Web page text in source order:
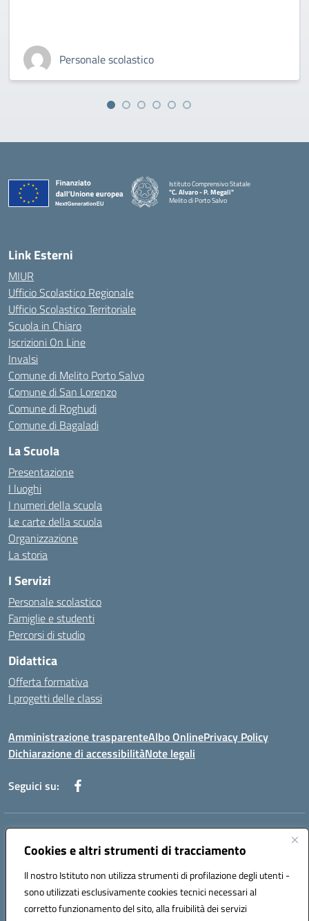
Cookies e altri strumenti di tracciamento
Il nostro Istituto non utilizza strumenti di profilazione degli utenti -
sono utilizzati esclusivamente cookies tecnici necessari al
corretto funzionamento del sito, alla fruibilità dei servizi
Personale scolastico
Istituto Comprensivo Statale
"C. Alvaro - P. Megali"
Melito di Porto Salvo
Link Esterni
MIUR
Ufficio Scolastico Regionale
Ufficio Scolastico Territoriale
Scuola in Chiaro
Iscrizioni On Line
Invalsi
Comune di Melito Porto Salvo
Comune di San Lorenzo
Comune di Roghudi
Comune di Bagaladi
La Scuola
Presentazione
I luoghi
I numeri della scuola
Le carte della scuola
Organizzazione
La storia
I Servizi
Personale scolastico
Famiglie e studenti
Percorsi di studio
Didattica
Offerta formativa
I progetti delle classi
Amministrazione trasparenteAlbo OnlinePrivacy Policy
Dichiarazione di accessibilitàNote legali
Seguici su:
Indirizzo:
Centralino:+39 0965 78 12 60 Email:rcic841003@istruzione.it
Codice fiscale: 92034530805
Codice meccanografico:
rcic841003
Codice Indice delle Pubbliche Amministrazioni (IPA): istsc_rcic841003